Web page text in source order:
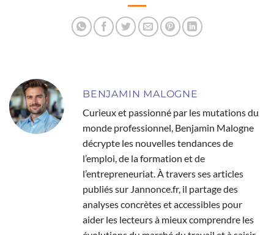
BENJAMIN MALOGNE
Curieux et passionné par les mutations du
monde professionnel, Benjamin Malogne
décrypte les nouvelles tendances de
l’emploi, de la formation et de
l’entrepreneuriat. À travers ses articles
publiés sur Jannonce.fr, il partage des
analyses concrètes et accessibles pour
aider les lecteurs à mieux comprendre les